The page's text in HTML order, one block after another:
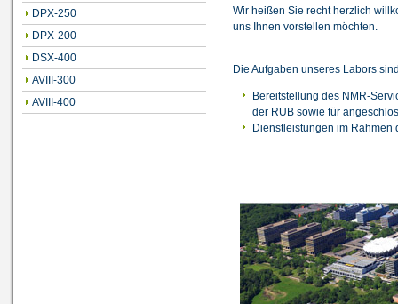
DPX-250
DPX-200
DSX-400
AVIII-300
AVIII-400
Wir heißen Sie recht herzlich
uns Ihnen vorstellen möchten.
Die Aufgaben unseres Labors
Bereitstellung des NMR-
der RUB sowie für
Dienstleistungen im Rahmen